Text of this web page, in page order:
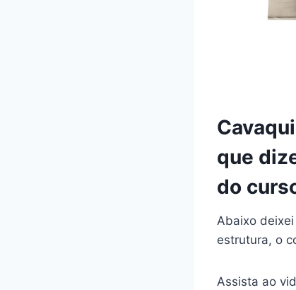
que
do
Abaixo
estrutura, o
Assista ao